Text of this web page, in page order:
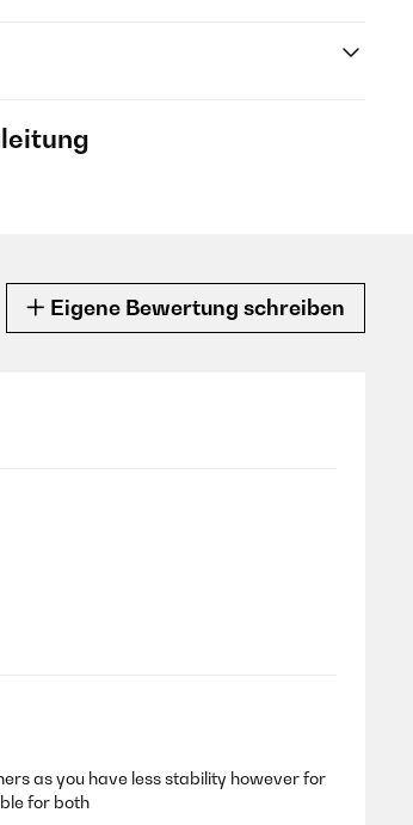
Eigene Bewertung schreiben
as you have less stability however for
for both